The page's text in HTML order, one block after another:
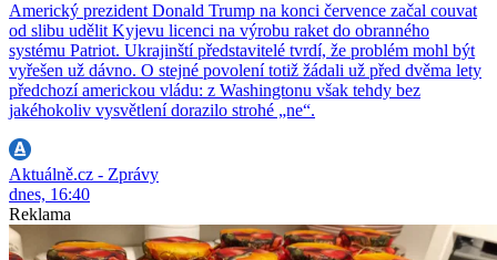
Americký prezident Donald Trump na konci července začal couvat
od slibu udělit Kyjevu licenci na výrobu raket do obranného
systému Patriot. Ukrajinští představitelé tvrdí, že problém mohl být
vyřešen už dávno. O stejné povolení totiž žádali už před dvěma lety
předchozí americkou vládu: z Washingtonu však tehdy bez
jakéhokoliv vysvětlení dorazilo strohé „ne“.
Aktuálně.cz - Zprávy
dnes, 16:40
Reklama